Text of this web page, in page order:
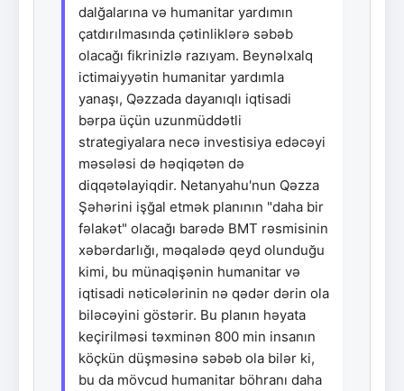
dalğalarına və humanitar yardımın
çatdırılmasında çətinliklərə səbəb
olacağı fikrinizlə razıyam. Beynəlxalq
ictimaiyyətin humanitar yardımla
yanaşı, Qəzzada dayanıqlı iqtisadi
bərpa üçün uzunmüddətli
strategiyalara necə investisiya edəcəyi
məsələsi də həqiqətən də
diqqətəlayiqdir. Netanyahu'nun Qəzza
Şəhərini işğal etmək planının "daha bir
fəlakət" olacağı barədə BMT rəsmisinin
xəbərdarlığı, məqalədə qeyd olunduğu
kimi, bu münaqişənin humanitar və
iqtisadi nəticələrinin nə qədər dərin ola
biləcəyini göstərir. Bu planın həyata
keçirilməsi təxminən 800 min insanın
köçkün düşməsinə səbəb ola bilər ki,
bu da mövcud humanitar böhranı daha